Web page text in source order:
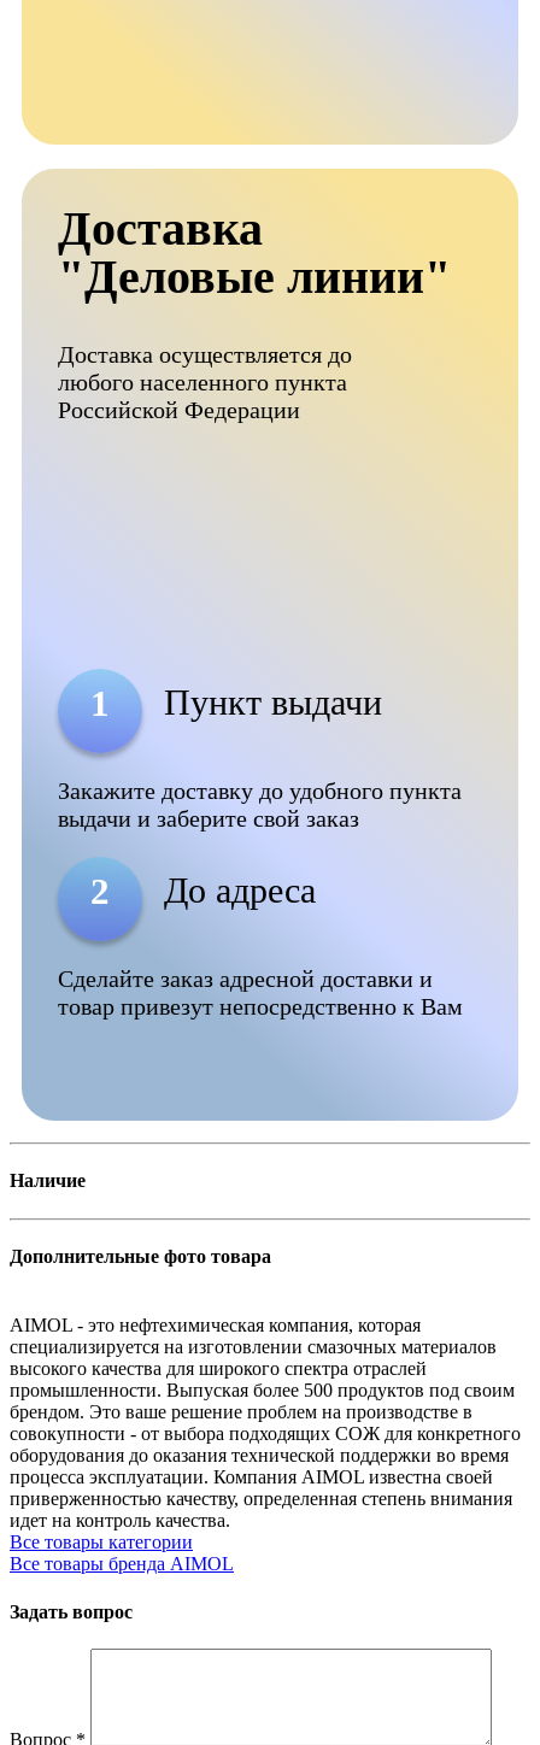
Доставка
"Деловые линии"
Доставка осуществляется до
любого населенного пункта
Российской Федерации
1 Пункт выдачи
Закажите доставку до удобного пункта
выдачи и заберите свой заказ
2 До адреса
Сделайте заказ адресной доставки и
товар привезут непосредственно к Вам
Наличие
Дополнительные фото товара
AIMOL - это нефтехимическая компания, которая
специализируется на изготовлении смазочных материалов
высокого качества для широкого спектра отраслей
промышленности. Выпуская более 500 продуктов под своим
брендом. Это ваше решение проблем на производстве в
совокупности - от выбора подходящих СОЖ для конкретного
оборудования до оказания технической поддержки во время
процесса эксплуатации. Компания AIMOL известна своей
приверженностью качеству, определенная степень внимания
идет на контроль качества.
Все товары категории
Все товары бренда AIMOL
Задать вопрос
Вопрос *